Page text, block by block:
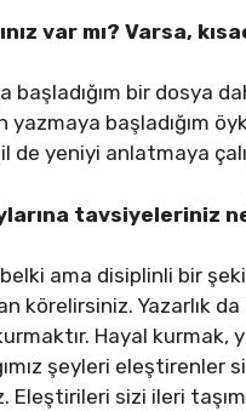
var mı? Varsa,
başladığım bir dosya
yazmaya başladığım
de yeniyi anlatmaya
tavsiyeleriniz
ama disiplinli bir
körelirsiniz. Yazarlık
Hayal
şeyleri
Eleştirileri sizi ileri